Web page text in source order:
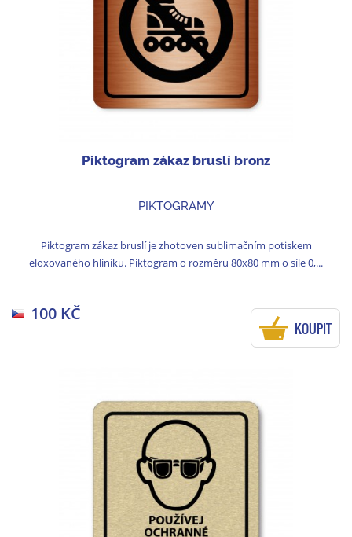
Piktogram zákaz bruslí bronz
PIKTOGRAMY
Piktogram zákaz bruslí je zhotoven sublimačním potiskem
eloxovaného hliníku. Piktogram o rozměru 80x80 mm o síle 0,...
100 KČ
KOUPIT